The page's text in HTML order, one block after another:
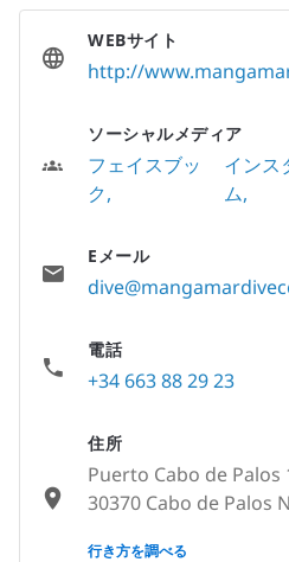
WEBサイト
http://
ソーシャルメディア
フェイスブッ
ク
インス
ム
Eメール
電話
+34 663 88 29 23
住所
Puerto Cabo de Palos
30370 Cabo de Palos
None
行き方を調べる